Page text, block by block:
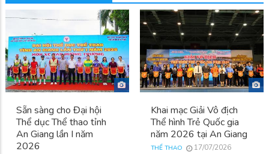
Sẵn sàng cho Đại hội
Thể dục Thể thao tỉnh
An Giang lần I năm
2026
Khai mạc Giải Vô địch
Thể hình Trẻ Quốc gia
năm 2026 tại An Giang
THỂ THAO 17/07/2026